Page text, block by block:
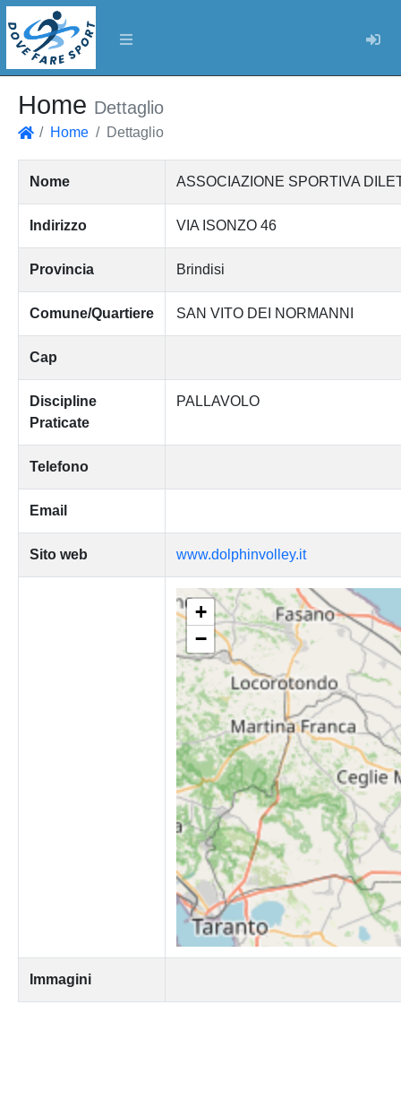
Home Dettaglio
Home Dettaglio
Nome ASSOCIAZIONE SPORTIVA
Indirizzo VIA ISONZO 46
Provincia Brindisi
Comune/Quartiere SAN VITO DEI NORMANNI
Cap
Discipline
Praticate
PALLAVOLO
Telefono
Email
Sito web www.dolphinvolley.it
+
−
Immagini